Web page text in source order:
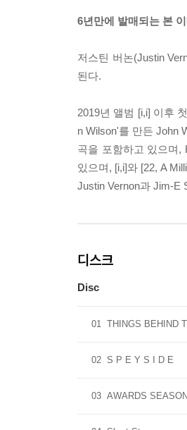
6년만에 발매되는 본
저스틴 버논(Justin
된다.
2019년 앨범 [i,i] 이후
n Wilson'를 만든 John
곡을 포함하고 있으며,
있으며, [i,i]와 [22, A
Justin Vernon과 Jim-E
디스크
Disc
01 THINGS BEHIND
02 S P E Y S I D E
03 AWARDS SEASON